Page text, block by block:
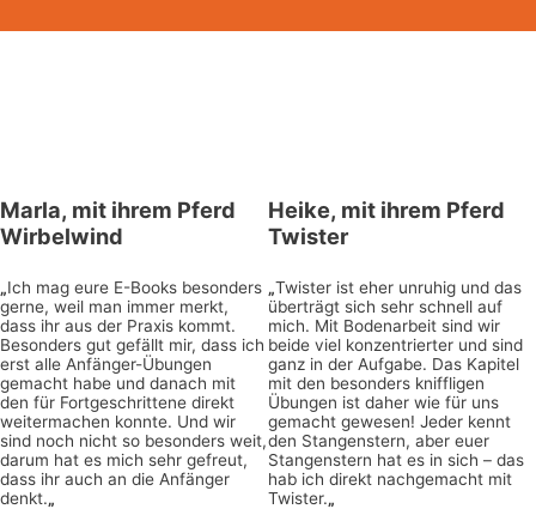
Marla, mit ihrem Pferd
Wirbelwind
„Ich mag eure E-Books besonders
gerne, weil man immer merkt,
dass ihr aus der Praxis kommt.
Besonders gut gefällt mir, dass ich
erst alle Anfänger-Übungen
gemacht habe und danach mit
den für Fortgeschrittene direkt
weitermachen konnte. Und wir
sind noch nicht so besonders weit,
darum hat es mich sehr gefreut,
dass ihr auch an die Anfänger
denkt.„
Heike, mit ihrem Pferd
Twister
„Twister ist eher unruhig und das
überträgt sich sehr schnell auf
mich. Mit Bodenarbeit sind wir
beide viel konzentrierter und sind
ganz in der Aufgabe. Das Kapitel
mit den besonders kniffligen
Übungen ist daher wie für uns
gemacht gewesen! Jeder kennt
den Stangenstern, aber euer
Stangenstern hat es in sich – das
hab ich direkt nachgemacht mit
Twister.„